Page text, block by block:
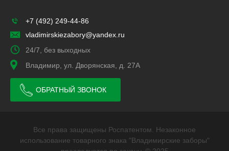
+7 (492) 249-44-86
vladimirskiezabory@yandex.ru
24/7, без выходных
Владимир, ул. Дворянская, д. 27А
ОБРАТНЫЙ ЗВОНОК
Все права защищены Роспатентом. Незаконное
использование товарного знака "Владимирские заборы"